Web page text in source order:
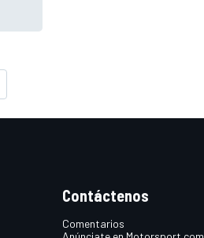
Contáctenos
Comentarios